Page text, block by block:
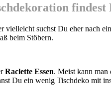
findest
vielleicht suchst Du eher nach
beim Stöbern.
Raclette Essen. Meist kann man
Du ein wenig Tischdeko mit